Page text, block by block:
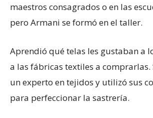
maestros consagrados o en las
pero Armani se formó en el taller.
Aprendió qué telas les gustaban a
a las fábricas textiles a comprarlas.
un experto en tejidos y utilizó sus
para perfeccionar la sastrería.